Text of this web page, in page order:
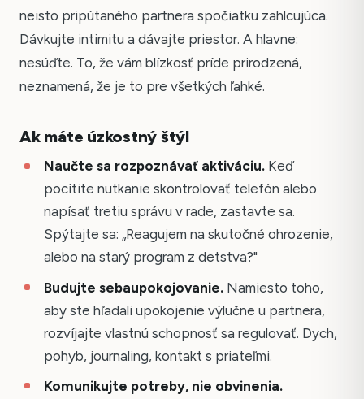
neisto pripútaného partnera spočiatku zahlcujúca.
Dávkujte intimitu a dávajte priestor. A hlavne:
nesúďte. To, že vám blízkosť príde prirodzená,
neznamená, že je to pre všetkých ľahké.
Ak máte úzkostný štýl
Naučte sa rozpoznávať aktiváciu.Keď
pocítite nutkanie skontrolovať telefón alebo
napísať tretiu správu v rade, zastavte sa.
Spýtajte sa: „Reagujem na skutočné ohrozenie,
alebo na starý program z detstva?"
Budujte sebaupokojovanie.Namiesto toho,
aby ste hľadali upokojenie výlučne u partnera,
rozvíjajte vlastnú schopnosť sa regulovať. Dych,
pohyb, journaling, kontakt s priateľmi.
Komunikujte potreby, nie obvinenia.